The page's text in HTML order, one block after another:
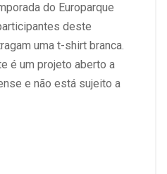
do Europarque
deste
uma t-shirt branca.
é um projeto aberto a
e não está sujeito a